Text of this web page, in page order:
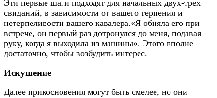
Эти первые шаги подходят для начальных двух-трех
свиданий, в зависимости от вашего терпения и
нетерпеливоcти вашего кавалера.«Я обняла его при
встрече, он первый раз дотронулся до меня, подавая
руку, когда я выходила из машины». Этого вполне
достаточно, чтобы возбудить интерес.
Искушение
Далее прикосновения могут быть смелее, но они